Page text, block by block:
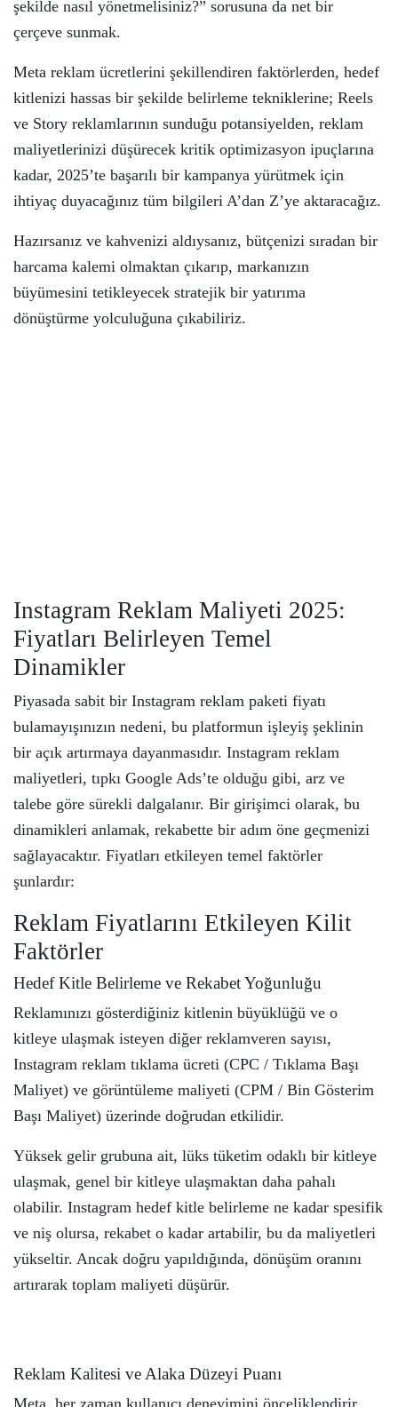
şekilde nasıl yönetmelisiniz?” sorusuna da net bir
çerçeve sunmak.
Meta reklam ücretlerini şekillendiren faktörlerden, hedef
kitlenizi hassas bir şekilde belirleme tekniklerine; Reels
ve Story reklamlarının sunduğu potansiyelden, reklam
maliyetlerinizi düşürecek kritik optimizasyon ipuçlarına
kadar, 2025’te başarılı bir kampanya yürütmek için
ihtiyaç duyacağınız tüm bilgileri A’dan Z’ye aktaracağız.
Hazırsanız ve kahvenizi aldıysanız, bütçenizi sıradan bir
harcama kalemi olmaktan çıkarıp, markanızın
büyümesini tetikleyecek stratejik bir yatırıma
dönüştürme yolculuğuna çıkabiliriz.
Instagram Reklam Maliyeti 2025:
Fiyatları Belirleyen Temel
Dinamikler
Piyasada sabit bir Instagram reklam paketi fiyatı
bulamayışınızın nedeni, bu platformun işleyiş şeklinin
bir açık artırmaya dayanmasıdır. Instagram reklam
maliyetleri, tıpkı Google Ads’te olduğu gibi, arz ve
talebe göre sürekli dalgalanır. Bir girişimci olarak, bu
dinamikleri anlamak, rekabette bir adım öne geçmenizi
sağlayacaktır. Fiyatları etkileyen temel faktörler
şunlardır:
Reklam Fiyatlarını Etkileyen Kilit
Faktörler
Hedef Kitle Belirleme ve Rekabet Yoğunluğu
Reklamınızı gösterdiğiniz kitlenin büyüklüğü ve o
kitleye ulaşmak isteyen diğer reklamveren sayısı,
Instagram reklam tıklama ücreti (CPC / Tıklama Başı
Maliyet) ve görüntüleme maliyeti (CPM / Bin Gösterim
Başı Maliyet) üzerinde doğrudan etkilidir.
Yüksek gelir grubuna ait, lüks tüketim odaklı bir kitleye
ulaşmak, genel bir kitleye ulaşmaktan daha pahalı
olabilir. Instagram hedef kitle belirleme ne kadar spesifik
ve niş olursa, rekabet o kadar artabilir, bu da maliyetleri
yükseltir. Ancak doğru yapıldığında, dönüşüm oranını
artırarak toplam maliyeti düşürür.
Reklam Kalitesi ve Alaka Düzeyi Puanı
Meta, her zaman kullanıcı deneyimini önceliklendirir.